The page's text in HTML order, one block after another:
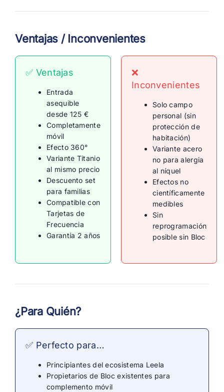
Ventajas / Inconvenientes
✅ Ventajas
Entrada
asequible
desde 125 €
Completamente
móvil
Efecto 360°
Variante Titanio
al mismo precio
Descuento set
para familias
Compatible con
Tarjetas de
Frecuencia
Garantía 2 años
❌
Inconvenientes
Solo campo
personal (sin
protección de
habitación)
Variante acero
no para alergia
al níquel
Efectos no
científicamente
medibles
Sin
reprogramación
posible sin Bloc
¿Para Quién?
✅ Perfecto para…
Principiantes del ecosistema Leela
Propietarios de Bloc existentes para
complemento móvil